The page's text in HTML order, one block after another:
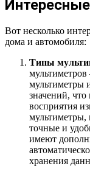
Вот несколько
дома и автомобиля:
Типы
мультиметры
значений, что
восприятия
мультиметры,
точные и
имеют
хранения